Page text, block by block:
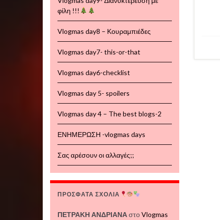
φίλη !!!
Vlogmas day8 – Κουραμπιέδες
Vlogmas day7- this-or-that
Vlogmas day6-checklist
Vlogmas day 5- spoilers
Vlogmas day 4 – The best blogs-2
ΕΝΗΜΕΡΩΣΗ -vlogmas days
Σας αρέσουν οι αλλαγές;;
ΠΡΟΣΦΑΤΑ ΣΧΟΛΙΑ
ΠΕΤΡΑΚΗ ΑΝΔΡΙΑΝΑστοVlogmas